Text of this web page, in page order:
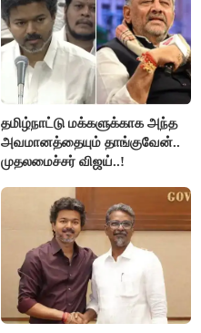
தமிழ்நாட்டு மக்களுக்காக அந்த
அவமானத்தையும் தாங்குவேன்..
முதலமைச்சர் விஜய்..!